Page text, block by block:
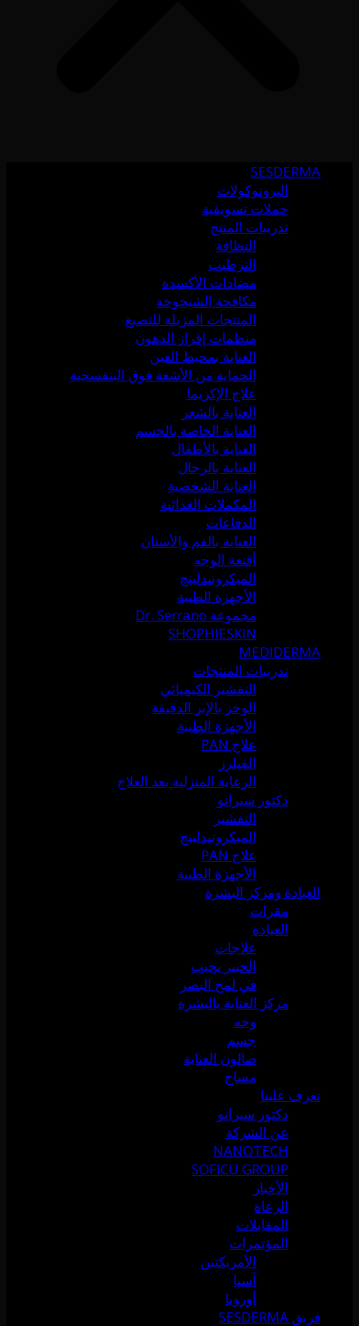
SESDERMA
البروتوكولات
حملات تسويقية
تدريبات المنتج
النظافة
الترطيب
مضادات الأكسدة
مكافحة الشيخوخة
المنتجات المزيلة للتصبغ
منظمات إفراز الدهون
العناية بمحيط العين
الحماية من الأشعة فوق البنفسجية
علاج الإكزيما
العناية بالشعر
العناية الخاصة بالجسم
العناية بالأطفال
العناية بالرجال
العناية الشخصية
المكملات الغذائية
الدفاعات
العناية بالفم والأسنان
أقنعة الوجه
الميكرونيدلينج
الأجهزة الطبية
مجموعة Dr. Serrano
SHOPHIESKIN
MEDIDERMA
تدريبات المنتجات
التقشير الكيميائي
الوخز بالإبر الدقيقة
الأجهزة الطبية
علاج PAN
الفيلرز
الرعاية المنزلية بعد العلاج
دكتور سيرانو
التقشير
الميكرونيدلينج
علاج PAN
الأجهزة الطبية
العيادة ومركز البشرة
مقرات
العيادة
علاجات
الخبير يجيب
في لمح البصر
مركز العناية بالبشرة
وجه
جسم
صالون العناية
مساج
تعرف علينا
دكتور سيرانو
عن الشركة
NANOTECH
SOFICU GROUP
الأخبار
الرعاة
المقابلات
المؤتمرات
الأمريكتين
آسيا
أوروبا
فريق SESDERMA